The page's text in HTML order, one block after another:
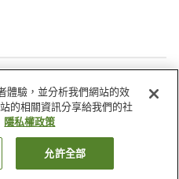
三溫暖
餐廳
北陸福井蘆原溫泉清風莊
房
體驗，並分析我們網站的效
的相關資訊分享給我們的社
隱私權政策
允許全部